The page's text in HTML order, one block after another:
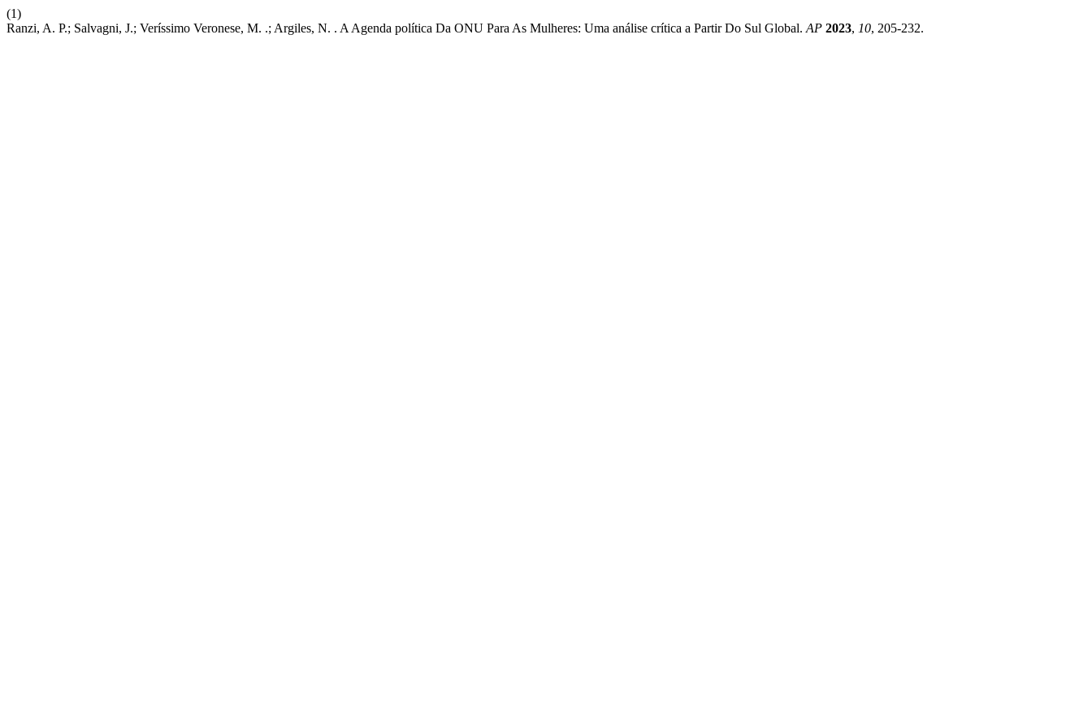
(1)
Ranzi, A. P.; Salvagni, J.; Veríssimo Veronese, M. .; Argiles, N. . A Agenda política Da ONU Para As Mulheres: Uma análise crítica a Partir Do Sul Global. AP 2023, 10, 205-232.